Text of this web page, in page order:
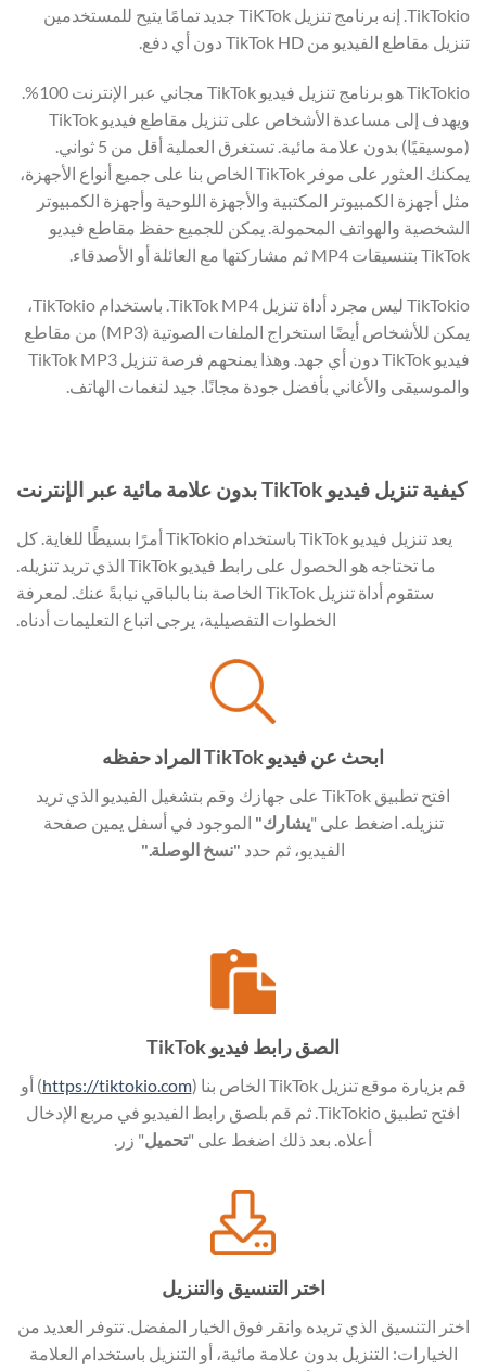
TikTokio. إنه برنامج تنزيل TiKTok جديد تمامًا يتيح للمستخدمين
تنزيل مقاطع الفيديو من TikTok HD دون أي دفع.
TikTokio هو برنامج تنزيل فيديو TikTok مجاني عبر الإنترنت 100%.
ويهدف إلى مساعدة الأشخاص على تنزيل مقاطع فيديو TikTok
(موسيقيًا) بدون علامة مائية. تستغرق العملية أقل من 5 ثواني.
يمكنك العثور على موفر TikTok الخاص بنا على جميع أنواع الأجهزة،
مثل أجهزة الكمبيوتر المكتبية والأجهزة اللوحية وأجهزة الكمبيوتر
الشخصية والهواتف المحمولة. يمكن للجميع حفظ مقاطع فيديو
TikTok بتنسيقات MP4 ثم مشاركتها مع العائلة أو الأصدقاء.
TikTokio ليس مجرد أداة تنزيل TikTok MP4. باستخدام TikTokio،
يمكن للأشخاص أيضًا استخراج الملفات الصوتية (MP3) من مقاطع
فيديو TikTok دون أي جهد. وهذا يمنحهم فرصة تنزيل TikTok MP3
والموسيقى والأغاني بأفضل جودة مجانًا. جيد لنغمات الهاتف.
كيفية تنزيل فيديو TikTok بدون علامة مائية عبر الإنترنت
يعد تنزيل فيديو TikTok باستخدام TikTokio أمرًا بسيطًا للغاية. كل
ما تحتاجه هو الحصول على رابط فيديو TikTok الذي تريد تنزيله.
ستقوم أداة تنزيل TikTok الخاصة بنا بالباقي نيابةً عنك. لمعرفة
الخطوات التفصيلية، يرجى اتباع التعليمات أدناه.
ابحث عن فيديو TikTok المراد حفظه
افتح تطبيق TikTok على جهازك وقم بتشغيل الفيديو الذي تريد
تنزيله. اضغط على "يشارك" الموجود في أسفل يمين صفحة
الفيديو، ثم حدد "نسخ الوصلة."
الصق رابط فيديو TikTok
قم بزيارة موقع تنزيل TikTok الخاص بنا ( https://tiktokio.com) أو
افتح تطبيق TikTokio. ثم قم بلصق رابط الفيديو في مربع الإدخال
أعلاه. بعد ذلك اضغط على "تحميل" زر.
اختر التنسيق والتنزيل
اختر التنسيق الذي تريده وانقر فوق الخيار المفضل. تتوفر العديد من
الخيارات: التنزيل بدون علامة مائية، أو التنزيل باستخدام العلامة